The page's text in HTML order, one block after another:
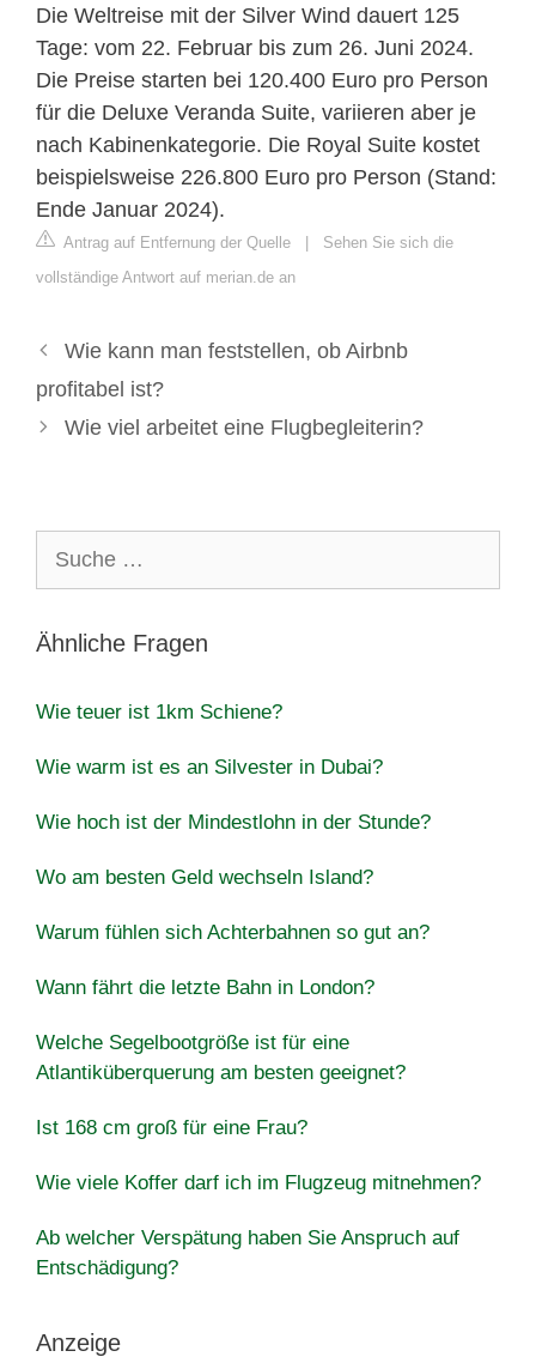
Die Weltreise mit der Silver Wind dauert 125
Tage: vom 22. Februar bis zum 26. Juni 2024.
Die Preise starten bei 120.400 Euro pro Person
für die Deluxe Veranda Suite, variieren aber je
nach Kabinenkategorie. Die Royal Suite kostet
beispielsweise 226.800 Euro pro Person (Stand:
Ende Januar 2024).
Antrag auf Entfernung der Quelle | Sehen Sie sich die
vollständige Antwort auf merian.de an
Wie kann man feststellen, ob Airbnb
profitabel ist?
Wie viel arbeitet eine Flugbegleiterin?
nach:
Ähnliche Fragen
Wie teuer ist 1km Schiene?
Wie warm ist es an Silvester in Dubai?
Wie hoch ist der Mindestlohn in der Stunde?
Wo am besten Geld wechseln Island?
Warum fühlen sich Achterbahnen so gut an?
Wann fährt die letzte Bahn in London?
Welche Segelbootgröße ist für eine
Atlantiküberquerung am besten geeignet?
Ist 168 cm groß für eine Frau?
Wie viele Koffer darf ich im Flugzeug mitnehmen?
Ab welcher Verspätung haben Sie Anspruch auf
Entschädigung?
Anzeige